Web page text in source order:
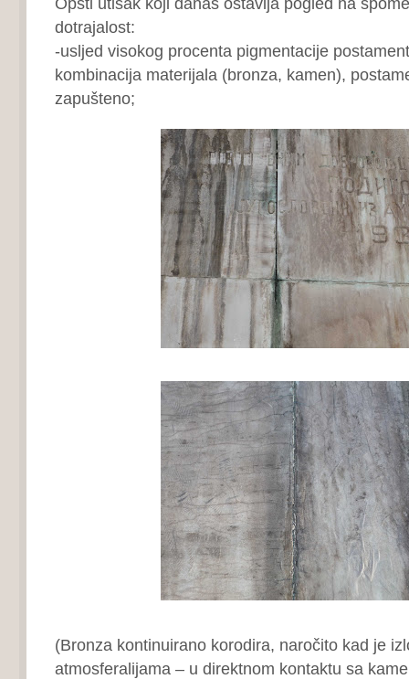
dotrajalost:
-usljed visokog procenta pigmentacije
kombinacija materijala (bronza, kamen),
zapušteno;
(Bronza kontinuirano korodira, naročito kad je
atmosferalijama – u direktnom kontaktu sa